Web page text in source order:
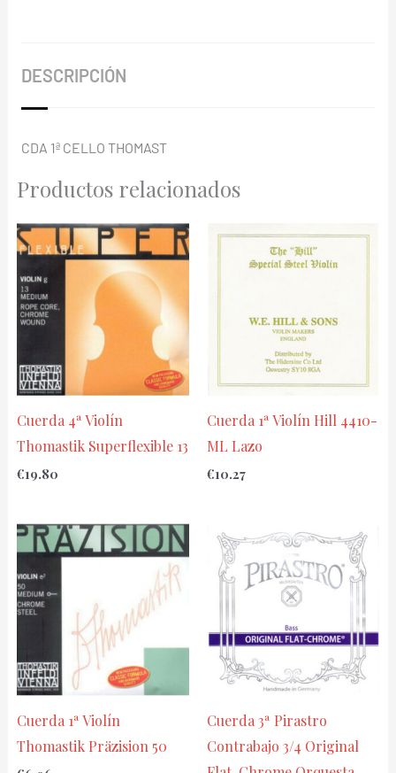
DESCRIPCIÓN
CDA 1ª CELLO THOMAST
Productos relacionados
Cuerda 4ª Violín
Thomastik Superflexible 13
€19.80
Cuerda 1ª Violín Hill 4410-
ML Lazo
€10.27
Cuerda 1ª Violín
Thomastik Präzision 50
Cuerda 3ª Pirastro
Contrabajo 3/4 Original